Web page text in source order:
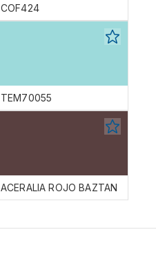
COF424
TEM70055
ACERALIA ROJO BAZTAN